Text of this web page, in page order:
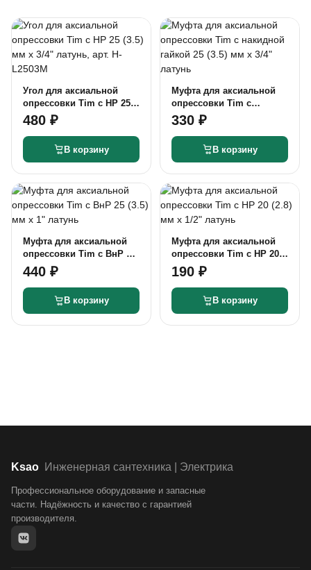
Угол для аксиальной
опрессовки Tim c НР 25
(3.5) мм х 3/4" латунь,
арт. H-L2503M
480 ₽
В корзину
Муфта для аксиальной
опрессовки Tim с
накидной гайкой 25 (3.5)
мм x 3/4" латунь
330 ₽
В корзину
Муфта для аксиальной
опрессовки Tim c ВнР 25
(3.5) мм х 1" латунь
440 ₽
В корзину
Муфта для аксиальной
опрессовки Tim c НР 20
(2.8) мм х 1/2" латунь
190 ₽
В корзину
Ksao Инженерная сантехника | Электрика
Профессиональное оборудование и запасные
части. Надёжность и качество с гарантией
производителя.